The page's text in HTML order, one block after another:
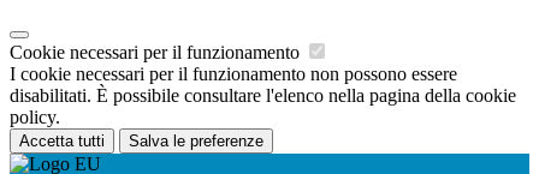
Cookie necessari per il funzionamento
I cookie necessari per il funzionamento non possono essere
disabilitati. È possibile consultare l'elenco nella pagina della cookie
policy.
Accetta tutti Salva le preferenze